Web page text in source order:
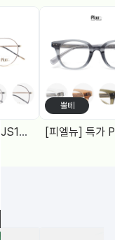
[피엘유] 특가 PJS1988 (50) 메탈원형, 블루라이트 차단렌즈 2Color
뿔테